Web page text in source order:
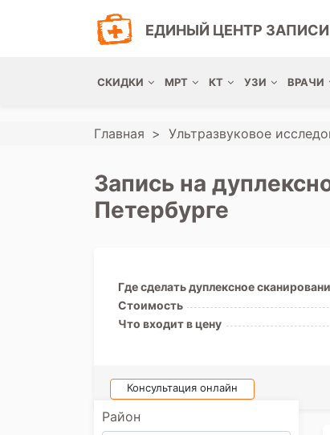
ЕДИНЫЙ ЦЕНТР
СКИДКИ МРТ КТ УЗИ ВРАЧИ
Главная Ультразвуковое
Запись на
Петербурге
Где сделать дуплексное
Стоимость
Что входит в цену
Консультация онлайн
Район